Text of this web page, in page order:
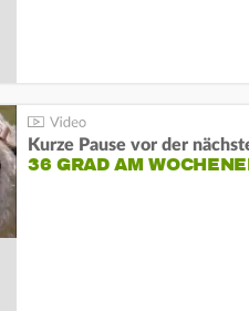
Kurze Pause vor der
36 GRAD AM